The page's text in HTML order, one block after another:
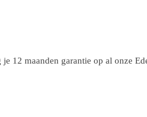
12 maanden garantie op al onze